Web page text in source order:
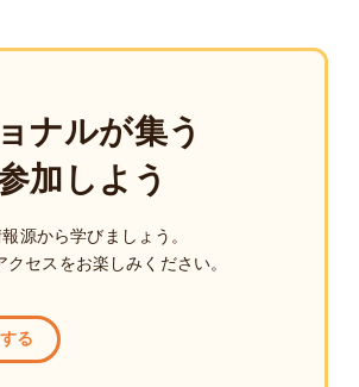
ナルが集う
加しよう
源から学びましょう。
セスをお楽しみください。
る